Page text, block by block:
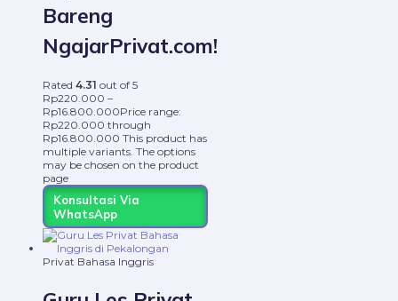
Bareng
NgajarPrivat.com!
Rated 4.31 out of 5
Rp220.000 –
Rp16.800.000Price range:
Rp220.000 through
Rp16.800.000 This product has
multiple variants. The options
may be chosen on the product
page
Konsultasi Via
WhatsApp
Privat Bahasa Inggris